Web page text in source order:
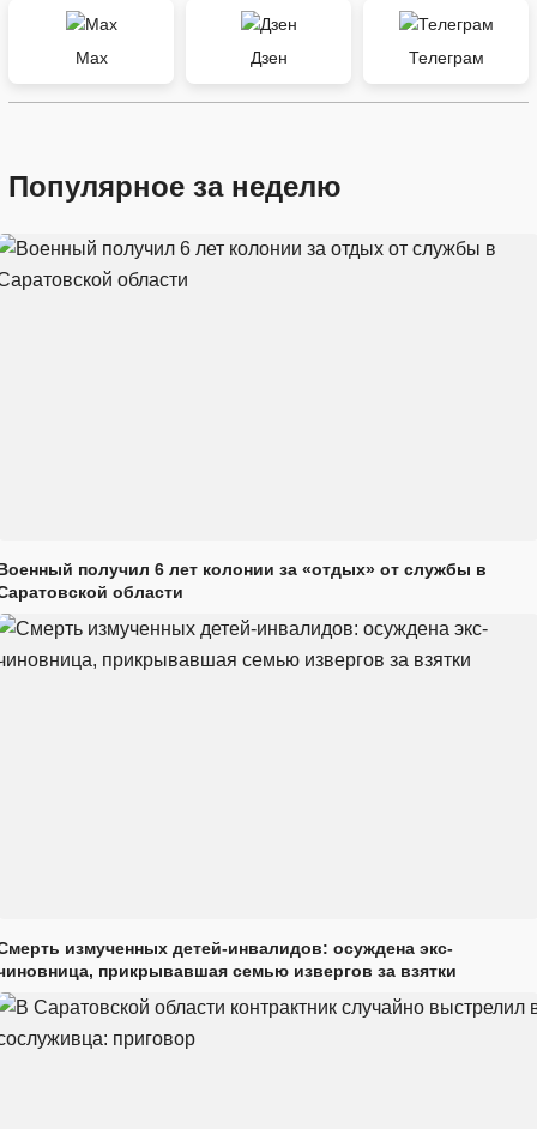
Max Дзен Телеграм
Популярное за неделю
получил 6 лет колонии за «отдых» от службы в
области
измученных детей-инвалидов: осуждена экс-
прикрывавшая семью извергов за взятки